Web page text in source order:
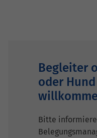
Begleiter
oder
Bitte